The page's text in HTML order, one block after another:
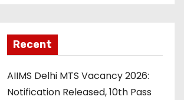
Recent
AIIMS Delhi MTS Vacancy 2026:
Notification Released, 10th Pass